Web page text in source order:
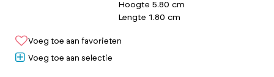
Hoogte 5.80 cm
Lengte 1.80 cm
Voeg toe aan favorieten
Voeg toe aan selectie